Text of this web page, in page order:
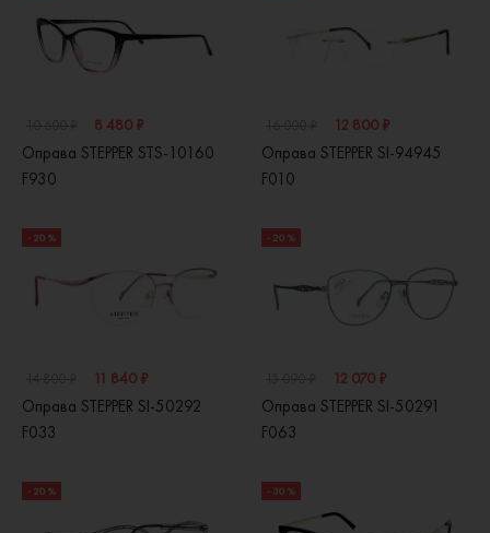
8 480 ₽
Оправа STEPPER STS-10160
F930
12 800 ₽
Оправа STEPPER SI-94945
F010
- 20 %
11 840 ₽
Оправа STEPPER SI-50292
F033
- 20 %
12 070 ₽
Оправа STEPPER SI-50291
F063
- 20 % - 30 %